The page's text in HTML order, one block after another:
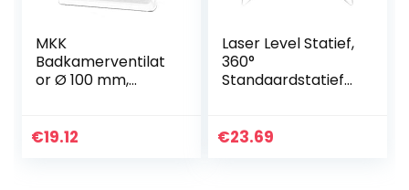
MKK
Badkamerventilat
or Ø 100 mm,
energieverbruik,
€19.12
Laser Level Statief,
360°
Standaardstatief
Hoekaanpassing
€23.69